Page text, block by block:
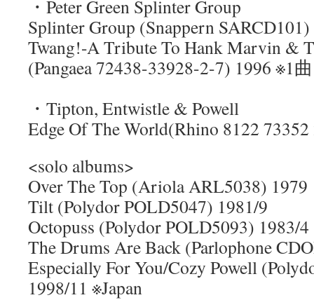
・Peter Green Splinter Group
Splinter Group (Snappern
Twang!-A Tribute To Hank Marvin &
(Pangaea 72438-33928-2-7) 1996 ※1曲
・Tipton, Entwistle & Powell
Edge Of The World(Rhino 8122
<solo albums>
Over The Top (Ariola ARL5038) 1979
Tilt (Polydor POLD5047) 1981/9
Octopuss (Polydor POLD5093) 1983/4
The Drums Are Back (Parlophone
Especially For You/Cozy Powell
1998/11 ※Japan